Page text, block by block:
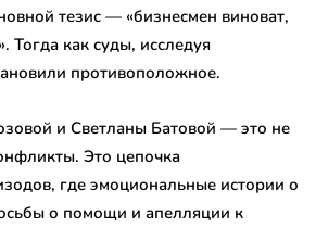
тезис — «бизнесмен виноват,
как суды, исследуя
противоположное.
и Светланы Батовой — это не
Это цепочка
где эмоциональные истории о
о помощи и апелляции к